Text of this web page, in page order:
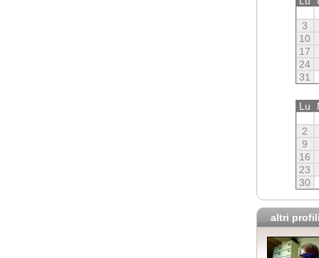
3
10
17
24
31
Lu
2
9
16
23
30
altri